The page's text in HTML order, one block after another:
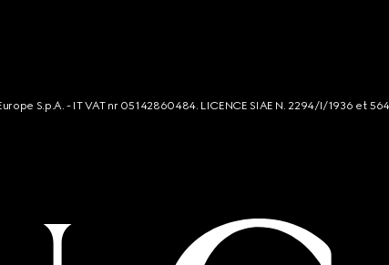
S.p.A. - IT VAT nr 05142860484. LICENCE SIAE N. 2294/I/1936 et